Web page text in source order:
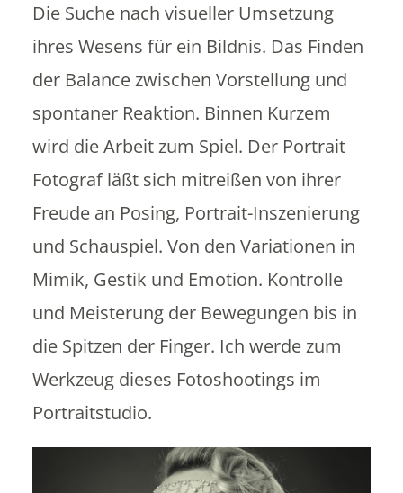
Die Suche nach visueller Umsetzung
ihres Wesens für ein Bildnis. Das Finden
der Balance zwischen Vorstellung und
spontaner Reaktion. Binnen Kurzem
wird die Arbeit zum Spiel. Der Portrait
Fotograf läßt sich mitreißen von ihrer
Freude an Posing, Portrait-Inszenierung
und Schauspiel. Von den Variationen in
Mimik, Gestik und Emotion. Kontrolle
und Meisterung der Bewegungen bis in
die Spitzen der Finger. Ich werde zum
Werkzeug dieses Fotoshootings im
Portraitstudio.